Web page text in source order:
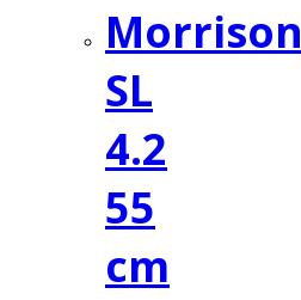
Morrison
SL
4.2
55
cm